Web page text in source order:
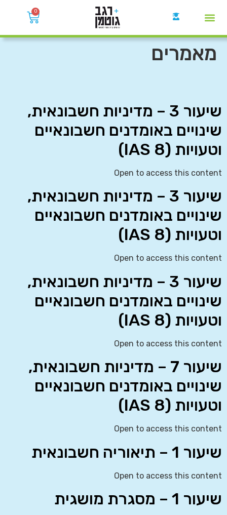
0
מאמרים
שיעור 3 – מדיניות חשבונאית,
שינויים באומדנים חשבונאיים
וטעויות (IAS 8)
Open to access this content
שיעור 3 – מדיניות חשבונאית,
שינויים באומדנים חשבונאיים
וטעויות (IAS 8)
Open to access this content
שיעור 3 – מדיניות חשבונאית,
שינויים באומדנים חשבונאיים
וטעויות (IAS 8)
Open to access this content
שיעור 7 – מדיניות חשבונאית,
שינויים באומדנים חשבונאיים
וטעויות (IAS 8)
Open to access this content
שיעור 1 – תיאוריה חשבונאית
Open to access this content
שיעור 1 – מסגרת מושגית